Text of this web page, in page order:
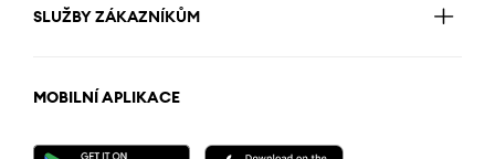
SLUŽBY ZÁKAZNÍKŮM
MOBILNÍ APLIKACE